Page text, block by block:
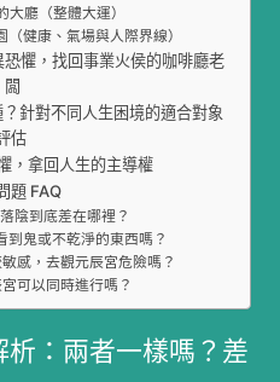
大廳（整體大運）
（健康、氣場與人際界線）
懼，找回事業火侯的咖啡廳老
闆
針對不同人生困境的適合對象
估
，拿回人生的主導權
題 FAQ
陰到底差在哪裡？
到鬼或不乾淨的東西嗎？
感，去觀元辰宮危險嗎？
可以同時進行嗎？
：兩者一樣嗎？差